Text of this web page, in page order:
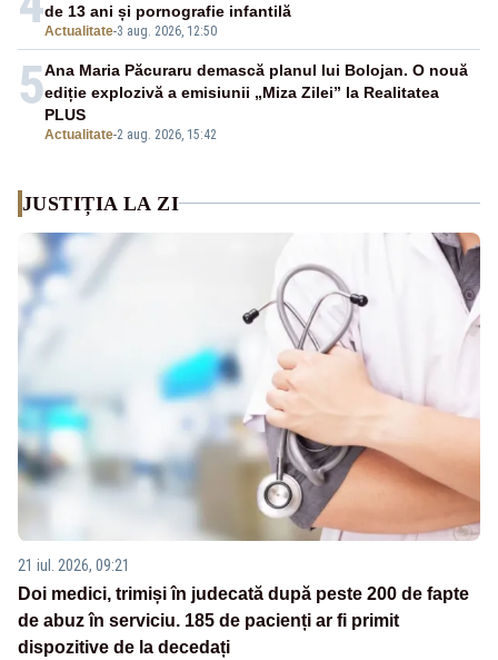
Actualitate-3 aug. 2026, 12:50
de 13 ani și pornografie infantilă
5
Actualitate-2 aug. 2026, 15:42
Ana Maria Păcuraru demască planul lui Bolojan. O nouă
ediție explozivă a emisiunii „Miza Zilei” la Realitatea
PLUS
JUSTIȚIA LA ZI
21 iul. 2026, 09:21
Doi medici, trimiși în judecată după peste 200 de fapte
de abuz în serviciu. 185 de pacienți ar fi primit
dispozitive de la decedați